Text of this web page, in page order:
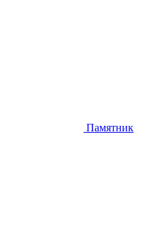
Памятник